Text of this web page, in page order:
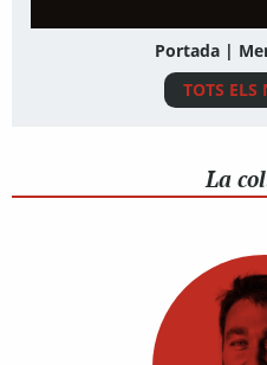
Portada |
TOTS ELS
La